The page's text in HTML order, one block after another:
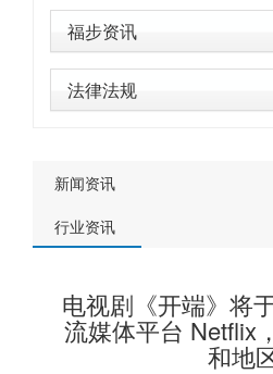
福步资讯
法律法规
新闻资讯
行业资讯
电视剧《开端》将
流媒体平台 Netflix
和地